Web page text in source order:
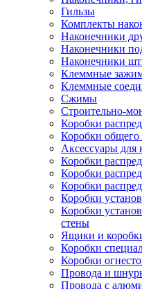
Гильзы
Комплекты
Наконечники
Наконечники
Наконечники
Клеммные
Клеммные
Сжимы
Строительно-
Коробки
Коробки общего
Аксессуары для
Коробки
Коробки
Коробки
Коробки
Коробки
стены
Ящики и
Коробки
Коробки
Провода и
Провода с